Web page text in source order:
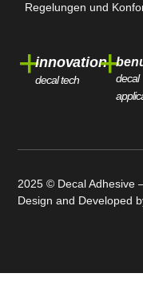
+innovation
decal tech +decal
Regelungen und
2025 © Decal Adhesive
Design and Developed